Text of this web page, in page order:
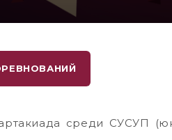
среди СУСУП